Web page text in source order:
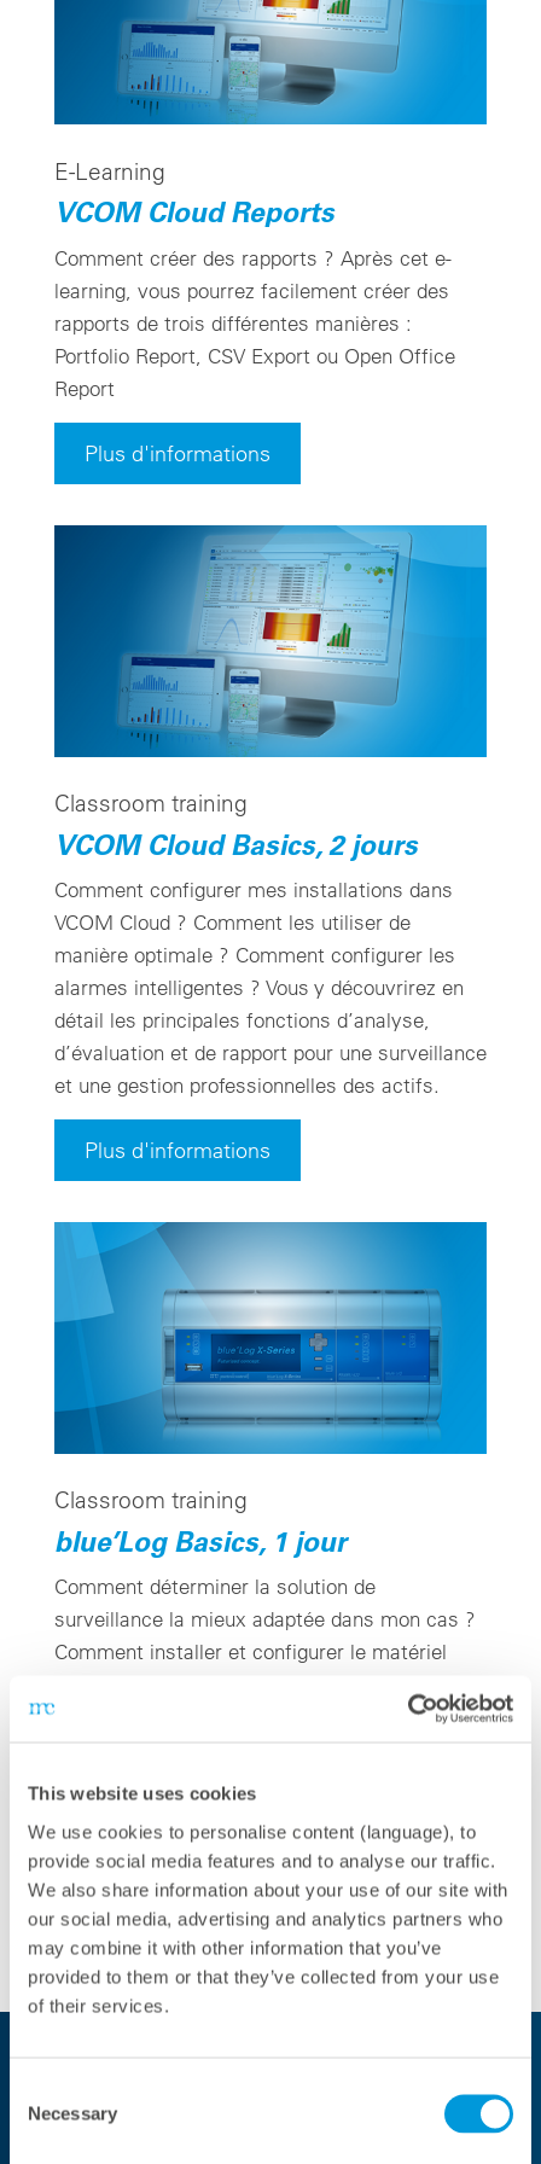
This website uses cookies
We use cookies to personalise content (language), to
provide social media features and to analyse our traffic.
We also share information about your use of our site with
our social media, advertising and analytics partners who
may combine it with other information that you’ve
provided to them or that they’ve collected from your use
of their services.
Selection
Necessary
E-Learning
VCOM Cloud Reports
Comment créer des rapports ? Après cet e-
learning, vous pourrez facilement créer des
rapports de trois différentes manières :
Portfolio Report, CSV Export ou Open Office
Report
Plus d'informations
Classroom training
VCOM Cloud Basics, 2 jours
Comment configurer mes installations dans
VCOM Cloud ? Comment les utiliser de
manière optimale ? Comment configurer les
alarmes intelligentes ? Vous y découvrirez en
détail les principales fonctions d’analyse,
d’évaluation et de rapport pour une surveillance
et une gestion professionnelles des actifs.
Plus d'informations
Classroom training
blue’Log Basics, 1 jour
Comment déterminer la solution de
surveillance la mieux adaptée dans mon cas ?
Comment installer et configurer le matériel
? Vous apprendrez ici comment utiliser la série
formation est complétée par des exercices
Plus d'informations